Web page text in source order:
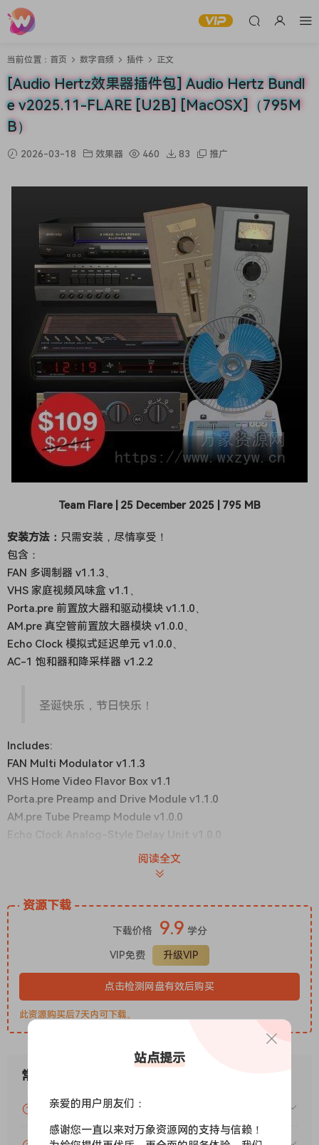
当前位置： 首页 数字音频 插件 正文
[Audio Hertz效果器插件包] Audio Hertz Bundl
e v2025.11-FLARE [U2B] [MacOSX]（795M
B）
2026-03-18 效果器 460 83 推广
Team Flare | 25 December 2025 | 795 MB
安装方法： 只需安装，尽情享受！
包含：
FAN 多调制器 v1.1.3、
VHS 家庭视频风味盒 v1.1 、
Porta.pre 前置放大器和驱动模块 v1.1.0、
AM.pre 真空管前置放大器模块 v1.0.0、
Echo Clock 模拟式延迟单元 v1.0.0、
AC-1 饱和器和降采样器 v1.2.2
圣诞快乐，节日快乐！
Includes:
FAN Multi Modulator v1.1.3
VHS Home Video Flavor Box v1.1
Porta.pre Preamp and Drive Module v1.1.0
AM.pre Tube Preamp Module v1.0.0
Echo Clock Analog-Style Delay Unit v1.0.0
AC-1 Saturator and Downsampler v1.2.2
MERRY XMAS & HAPPY HOLIDAYS!
TeamFlare
阅读全文
资源下载
下载价格 9.9 学分
VIP免费 升级VIP
点击检测网盘有效后购买
此资源购买后7天内可下载。
常见问题
VIP资源或免费资源能否做为商业用途？
站点提示
亲爱的用户朋友们：
感谢您一直以来对万象资源网的支持与信赖！